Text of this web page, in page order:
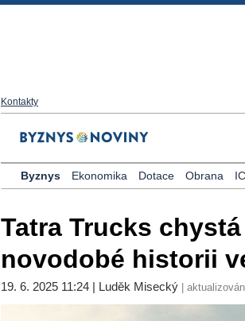
Kontakty
Byznys Ekonomika Dotace Obrana
Tatra Trucks
novodobé historii
19. 6. 2025 11:24 | Luděk Misecký |